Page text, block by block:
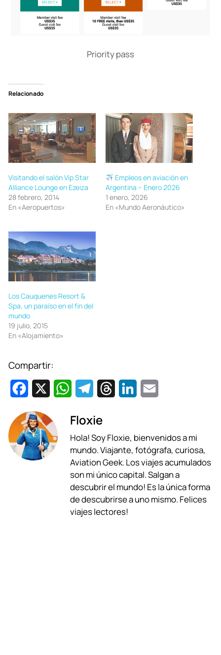
Priority pass
Relacionado
Visitando el salón Vip Star
Alliance Lounge en Ezeiza
28 febrero, 2014
En «Aeropuertos»
Empleos en aviación en
Argentina – Enero 2026
1 enero, 2026
En «Mundo Aeronáutico»
Los Cauquenes Resort &
Spa, un paraíso en el fin del
mundo
19 julio, 2015
En «Alojamiento»
Compartir:
c
e
b
W
a
t
s
A
p
p
l
e
g
r
a
m
e
a
d
s
k
e
d
i
l
Floxie
Hola! Soy Floxie, bienvenidos a mi
mundo. Viajante, fotógrafa, curiosa,
Aviation Geek. Los viajes acumulados
son mi único capital. Salgan a
descubrir el mundo! Es la única forma
de descubrirse a uno mismo. Felices
viajes lectores!